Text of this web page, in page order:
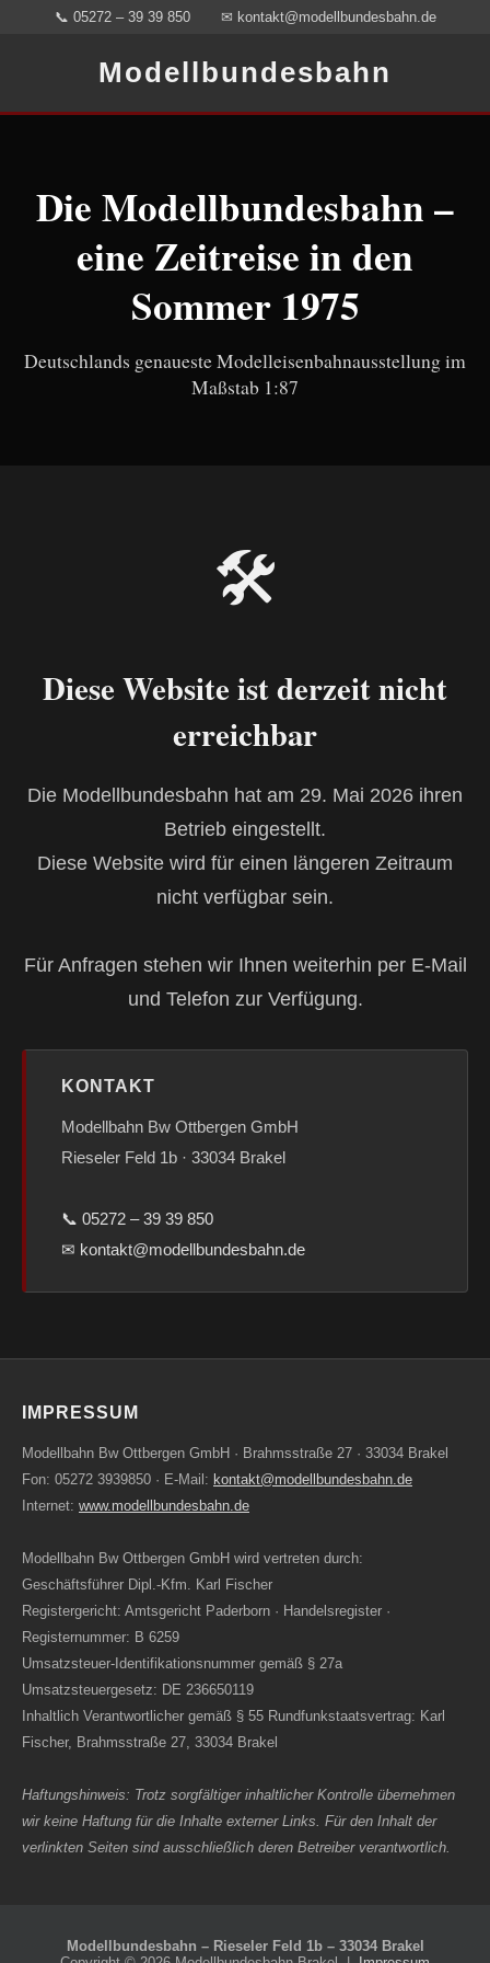
📞 05272 – 39 39 850 ✉ kontakt@modellbundesbahn.de
Modellbundesbahn
Die Modellbundesbahn –
eine Zeitreise in den
Sommer 1975
Deutschlands genaueste Modelleisenbahnausstellung im
Maßstab 1:87
🛠
Diese Website ist derzeit nicht
erreichbar
Die Modellbundesbahn hat am 29. Mai 2026 ihren
Betrieb eingestellt.
Diese Website wird für einen längeren Zeitraum
nicht verfügbar sein.
Für Anfragen stehen wir Ihnen weiterhin per E-Mail
und Telefon zur Verfügung.
KONTAKT
Modellbahn Bw Ottbergen GmbH
Rieseler Feld 1b · 33034 Brakel
📞 05272 – 39 39 850
✉ kontakt@modellbundesbahn.de
IMPRESSUM
Modellbahn Bw Ottbergen GmbH · Brahmsstraße 27 · 33034 Brakel
Fon: 05272 3939850 · E-Mail: kontakt@modellbundesbahn.de
Internet: www.modellbundesbahn.de
Modellbahn Bw Ottbergen GmbH wird vertreten durch:
Geschäftsführer Dipl.-Kfm. Karl Fischer
Registergericht: Amtsgericht Paderborn · Handelsregister ·
Registernummer: B 6259
Umsatzsteuer-Identifikationsnummer gemäß § 27a
Umsatzsteuergesetz: DE 236650119
Inhaltlich Verantwortlicher gemäß § 55 Rundfunkstaatsvertrag: Karl
Fischer, Brahmsstraße 27, 33034 Brakel
Haftungshinweis: Trotz sorgfältiger inhaltlicher Kontrolle übernehmen
wir keine Haftung für die Inhalte externer Links. Für den Inhalt der
verlinkten Seiten sind ausschließlich deren Betreiber verantwortlich.
Modellbundesbahn – Rieseler Feld 1b – 33034 Brakel